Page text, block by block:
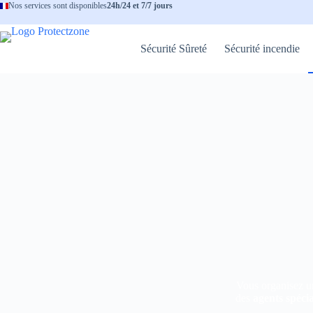
Nos services sont disponibles24h/24 et 7/7 jours
Sécurité Sûreté Sécurité incendie